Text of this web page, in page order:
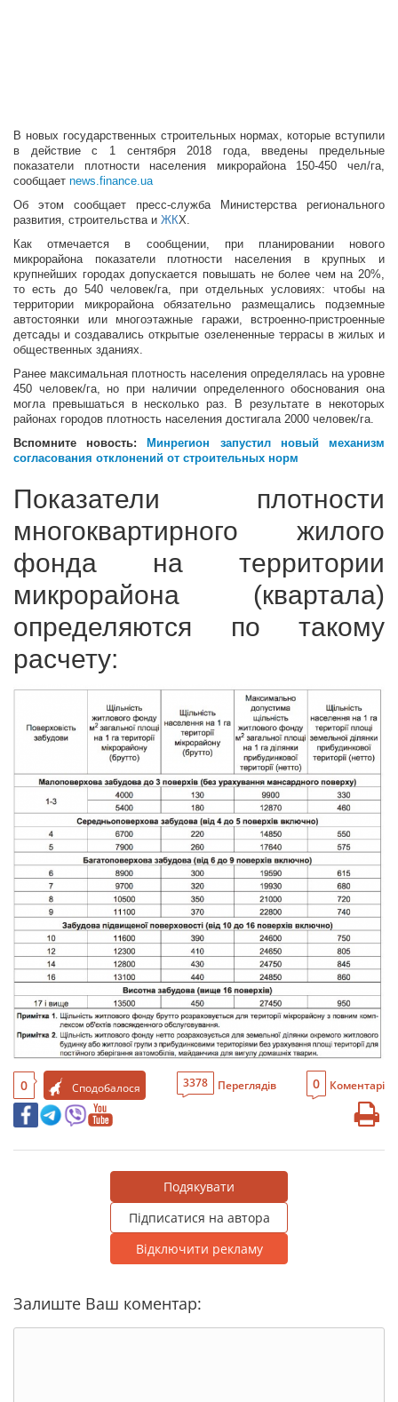
В новых государственных строительных нормах, которые вступили
в действие с 1 сентября 2018 года, введены предельные
показатели плотности населения микрорайона 150-450 чел/га,
сообщает news.finance.ua
Об этом сообщает пресс-служба Министерства регионального
развития, строительства и ЖКХ.
Как отмечается в сообщении, при планировании нового
микрорайона показатели плотности населения в крупных и
крупнейших городах допускается повышать не более чем на 20%,
то есть до 540 человек/га, при отдельных условиях: чтобы на
территории микрорайона обязательно размещались подземные
автостоянки или многоэтажные гаражи, встроенно-пристроенные
детсады и создавались открытые озелененные террасы в жилых и
общественных зданиях.
Ранее максимальная плотность населения определялась на уровне
450 человек/га, но при наличии определенного обоснования она
могла превышаться в несколько раз. В результате в некоторых
районах городов плотность населения достигала 2000 человек/га.
Вспомните новость:
Минрегион запустил новый механизм
согласования отклонений от строительных норм
Показатели плотности
многоквартирного жилого
фонда на территории
микрорайона (квартала)
определяются по такому
расчету:
0 Сподобалося 3378 Переглядів 0 Коментарі
Подякувати
Підписатися на автора
Відключити рекламу
Залиште Ваш коментар: